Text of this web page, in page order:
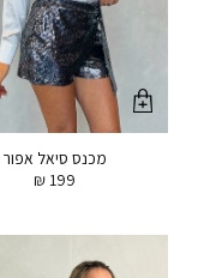
מכנס סיאל אפור
₪ 199